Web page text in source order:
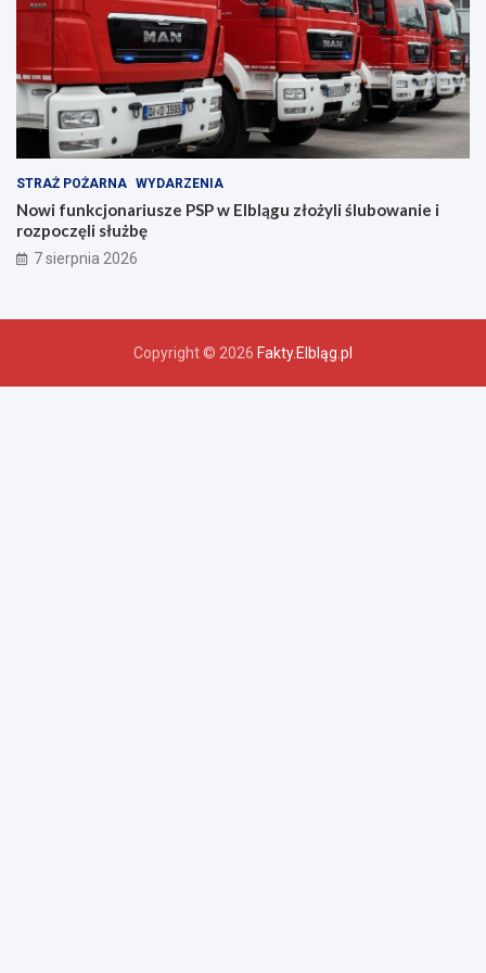
w
STRAŻ POŻARNA WYDARZENIA
Nowi funkcjonariusze PSP w Elblągu złożyli ślubowanie i
rozpoczęli służbę
7 sierpnia 2026
Copyright © 2026 Fakty.Elbląg.pl